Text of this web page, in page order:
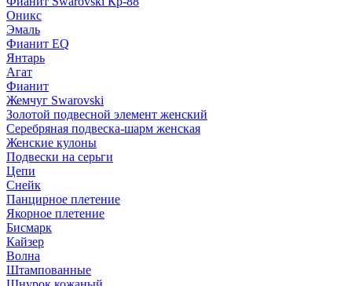
Оникс
Эмаль
Фианит EQ
Янтарь
Агат
Фианит
Жемчуг Swarovski
Золотой подвесной элемент женcкий
Серебряная подвеска-шарм женская
Женские кулоны
Подвески на серьги
Цепи
Снейк
Панцирное плетение
Якорное плетение
Бисмарк
Кайзер
Волна
Штампованные